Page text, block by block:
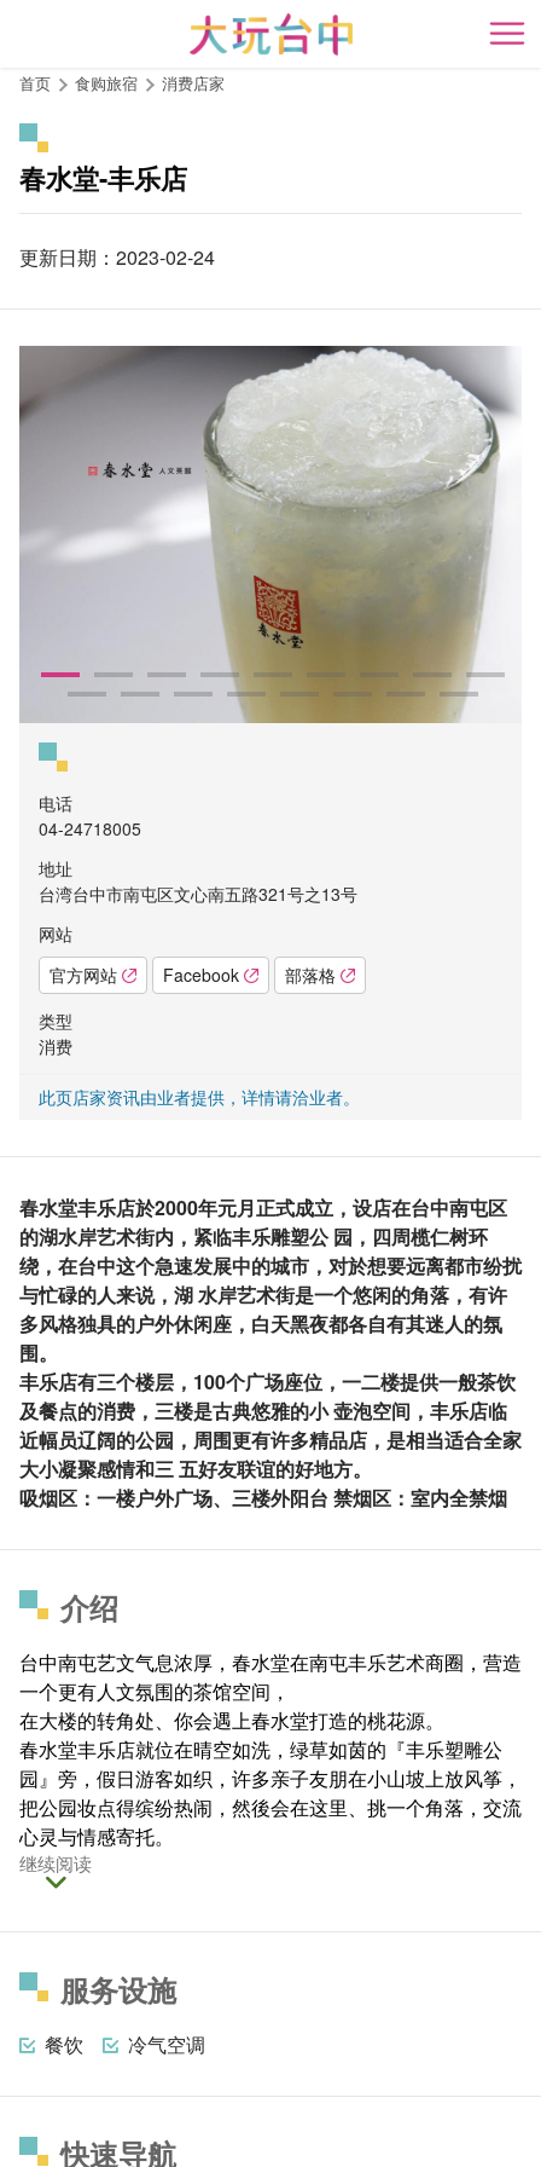
开
首页 食购旅宿 消费店家
春水堂-丰乐店
更新日期：2023-02-24
电话
04-24718005
地址
台湾台中市南屯区文心南五路321号之13号
网站
官方网站
Facebook
部落格
类型
消费
此页店家资讯由业者提供，详情请洽业者。
春水堂丰乐店於2000年元月正式成立，设店在台中南屯区
的湖水岸艺术街内，紧临丰乐雕塑公 园，四周榄仁树环
绕，在台中这个急速发展中的城市，对於想要远离都市纷扰
与忙碌的人来说，湖 水岸艺术街是一个悠闲的角落，有许
多风格独具的户外休闲座，白天黑夜都各自有其迷人的氛
围。
丰乐店有三个楼层，100个广场座位，一二楼提供一般茶饮
及餐点的消费，三楼是古典悠雅的小 壶泡空间，丰乐店临
近幅员辽阔的公园，周围更有许多精品店，是相当适合全家
大小凝聚感情和三 五好友联谊的好地方。
吸烟区：一楼户外广场、三楼外阳台 禁烟区：室内全禁烟
介绍
台中南屯艺文气息浓厚，春水堂在南屯丰乐艺术商圈，营造
一个更有人文氛围的茶馆空间，
在大楼的转角处、你会遇上春水堂打造的桃花源。
春水堂丰乐店就位在晴空如洗，绿草如茵的『丰乐塑雕公
园』旁，假日游客如织，许多亲子友朋在小山坡上放风筝，
把公园妆点得缤纷热闹，然後会在这里、挑一个角落，交流
心灵与情感寄托。
继续阅读
服务设施
餐饮 冷气空调
快速导航